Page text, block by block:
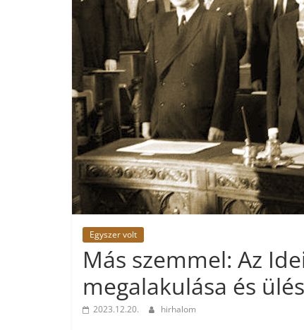
Egyszer volt
Más szemmel: Az
megalakulása és
2023.12.20. hirhalom